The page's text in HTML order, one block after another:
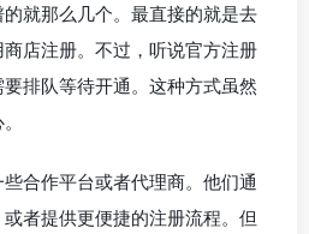
就那么几个。最直接的就是去
店注册。不过，听说官方注册
排队等待开通。这种方式虽然
合作平台或者代理商。他们通
者提供更便捷的注册流程。但